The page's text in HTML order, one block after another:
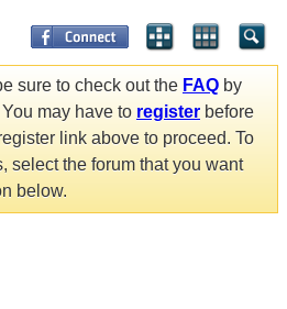
sure to check out the FAQ by
may have to register before
link above to proceed. To
select the forum that you want
below.